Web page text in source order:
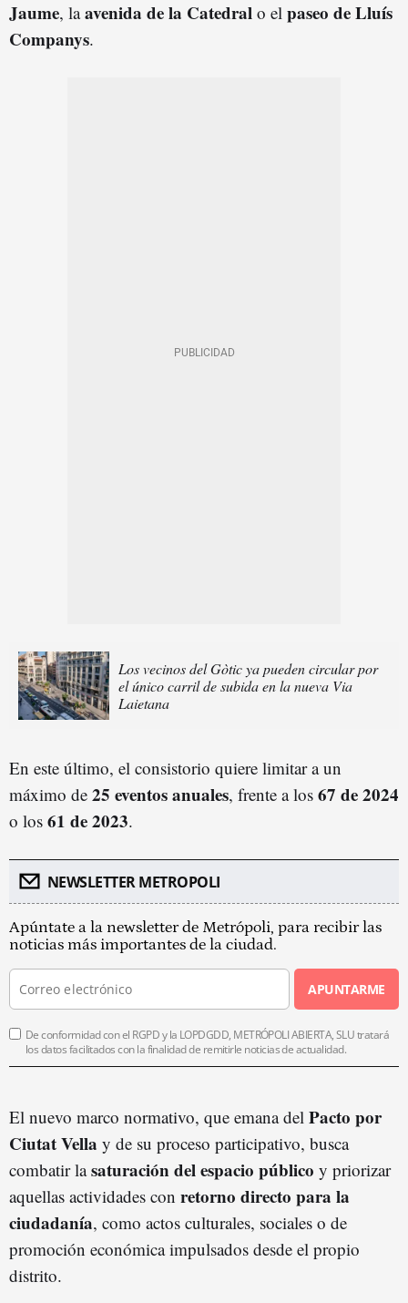
Jaume, laavenida de la Catedral o el paseo de Lluís
Companys.
Los vecinos del Gòtic ya pueden circular por
el único carril de subida en la nueva Via
Laietana
En este último, el consistorio quiere limitar a un
máximo de 25 eventos anuales, frente a los 67 de 2024
o los 61 de 2023.
NEWSLETTER METROPOLI
Apúntate a la newsletter de Metrópoli, para recibir las
noticias más importantes de la ciudad.
APUNTARME
De conformidad con el RGPD y la LOPDGDD, METRÓPOLI ABIERTA, SLU tratará
los datos facilitados con la finalidad de remitirle noticias de actualidad.
El nuevo marco normativo, que emana del Pacto por
Ciutat Vella y de su proceso participativo, busca
combatir lasaturación del espacio público y priorizar
aquellas actividades con retorno directo para la
ciudadanía, como actos culturales, sociales o de
promoción económica impulsados desde el propio
distrito.